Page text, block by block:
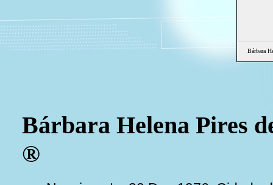
Bárbara
Bárbara Helena Pires
®